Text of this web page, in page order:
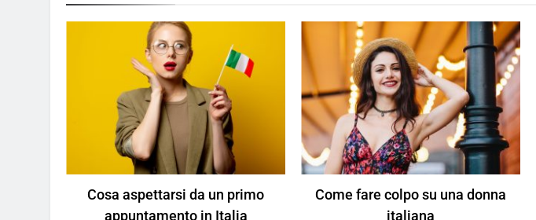
AMORE
Cosa aspettarsi da un primo
appuntamento in Italia
AMORE
Come fare colpo su una donna
italiana